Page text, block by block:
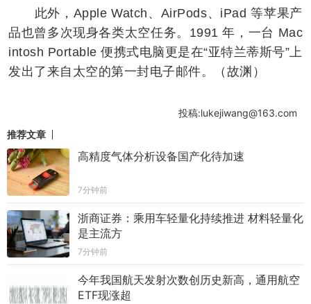
此外，Apple Watch、AirPods、iPad 等苹果产
品也曾多次现身各类太空任务。1991 年，一台 Mac
intosh Portable 便携式电脑更是在“亚特兰蒂斯号”上
发出了来自太空的第一封电子邮件。（故渊）
投稿:lukejiwang@163.com
推荐文章
高精度气体分析设备国产化待加速
7分钟前
浙商证券：乘用车轻量化持续推进 材料轻量化
是主流方
7分钟前
今年我国航天发射次数创历史新高，通用航空
ETF现涨超